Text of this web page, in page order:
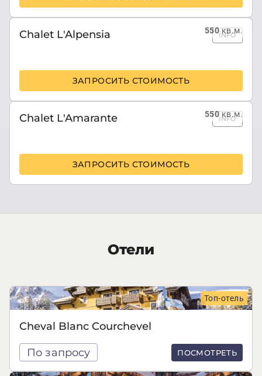
550кв.м.
Chalet L'Alpensia INFO
ЗАПРОСИТЬ СТОИМОСТЬ
550кв.м.
Chalet L'Amarante INFO
ЗАПРОСИТЬ СТОИМОСТЬ
Отели
Топ-отель
Cheval Blanc Courchevel
По запросу ПОСМОТРЕТЬ